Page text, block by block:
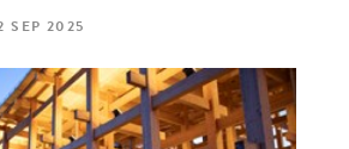
SEP 2025